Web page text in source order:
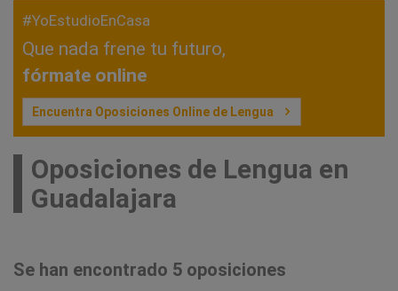
#YoEstudioEnCasa
Que nada frene tu futuro,
fórmate online
Encuentra Oposiciones Online de Lengua
Oposiciones de Lengua en
Guadalajara
Se han encontrado 5 oposiciones